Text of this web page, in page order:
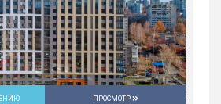
ПРОСМОТР